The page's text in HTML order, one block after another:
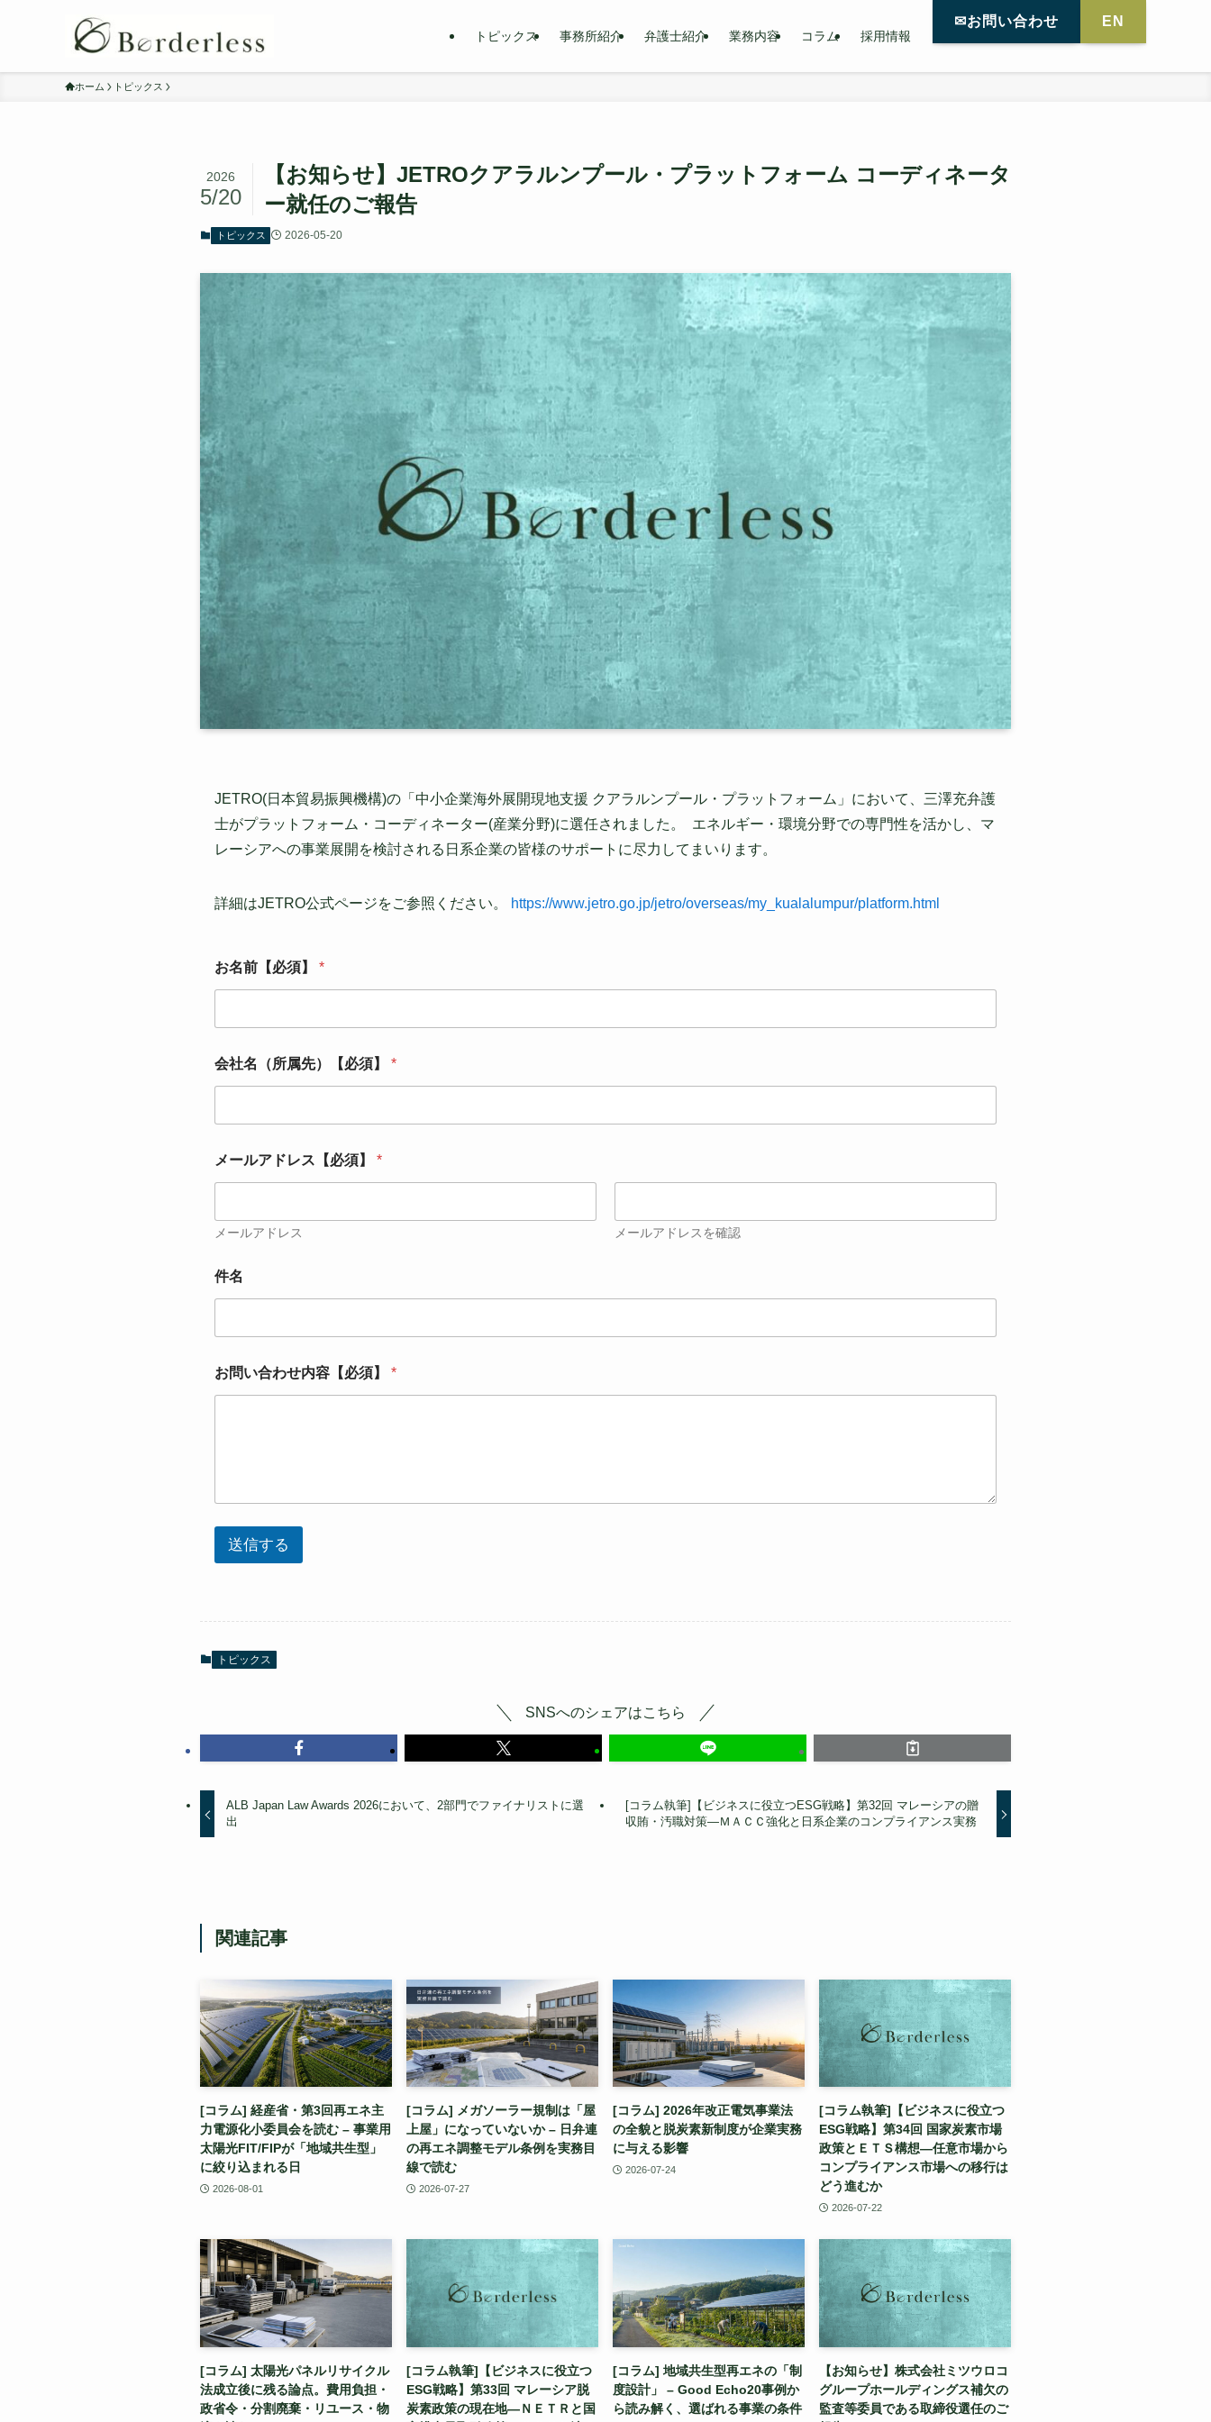
トピックス 事務所紹介 弁護士紹介 業務内容 コラム 採用情報
✉お問い合わせ EN
ホーム トピックス
【お知らせ】JETROクアラルンプール・プラットフォーム コーディネータ
ー就任のご報告
2026
5/20
トピックス 2026-05-20
JETRO(日本貿易振興機構)の「中小企業海外展開現地支援 クアラルンプール・プラットフォーム」において、三澤充弁護
士がプラットフォーム・コーディネーター(産業分野)に選任されました。 エネルギー・環境分野での専門性を活かし、マ
レーシアへの事業展開を検討される日系企業の皆様のサポートに尽力してまいります。
詳細はJETRO公式ページをご参照ください。 https://www.jetro.go.jp/jetro/overseas/my_kualalumpur/platform.html
社
名
先
）
【
須
お
必
*
お名前【必須】 *
会社名（所属先）【必須】 *
メールアドレス【必須】 *
メールアドレス メールアドレスを確認
件名
お問い合わせ内容【必須】 *
送信する
トピックス
SNSへのシェアはこちら
ALB Japan Law Awards 2026において、2部門でファイナリストに選
出
[コラム執筆]【ビジネスに役立つESG戦略】第32回 マレーシアの贈
収賄・汚職対策—ＭＡＣＣ強化と日系企業のコンプライアンス実務
関連記事
[コラム] 経産省・第3回再エネ主
力電源化小委員会を読む – 事業用
太陽光FIT/FIPが「地域共生型」
に絞り込まれる日
2026-08-01
[コラム] メガソーラー規制は「屋
上屋」になっていないか – 日弁連
の再エネ調整モデル条例を実務目
線で読む
2026-07-27
[コラム] 2026年改正電気事業法
の全貌と脱炭素新制度が企業実務
に与える影響
2026-07-24
[コラム執筆]【ビジネスに役立つ
ESG戦略】第34回 国家炭素市場
政策とＥＴＳ構想—任意市場から
コンプライアンス市場への移行は
どう進むか
2026-07-22
[コラム] 太陽光パネルリサイクル
法成立後に残る論点。費用負担・
政省令・分割廃棄・リユース・物
[コラム執筆]【ビジネスに役立つ
ESG戦略】第33回 マレーシア脱
炭素政策の現在地—ＮＥＴＲと国
[コラム] 地域共生型再エネの「制
度設計」 – Good Echo20事例か
ら読み解く、選ばれる事業の条件
【お知らせ】株式会社ミツウロコ
グループホールディングス補欠の
監査等委員である取締役選任のご